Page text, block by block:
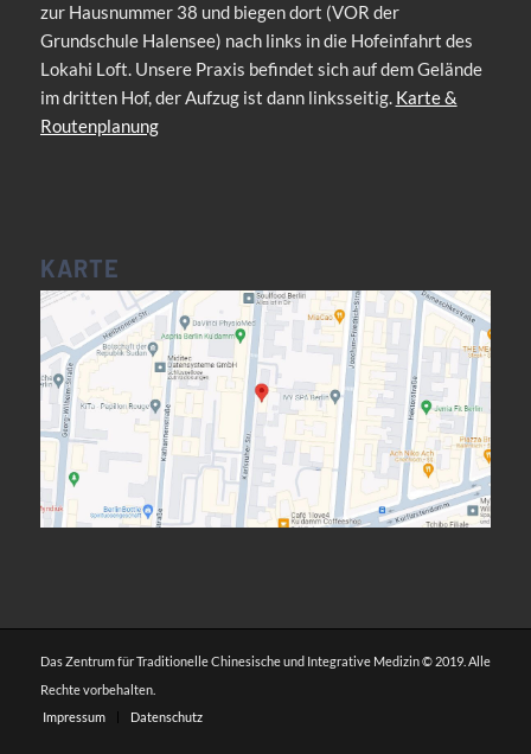
zur Hausnummer 38 und biegen dort (VOR der
Grundschule Halensee) nach links in die Hofeinfahrt des
Lokahi Loft. Unsere Praxis befindet sich auf dem Gelände
im dritten Hof, der Aufzug ist dann linksseitig. Karte &
Routenplanung
KARTE
Das Zentrum für Traditionelle Chinesische und Integrative Medizin © 2019. Alle
Rechte vorbehalten.
Impressum
Datenschutz